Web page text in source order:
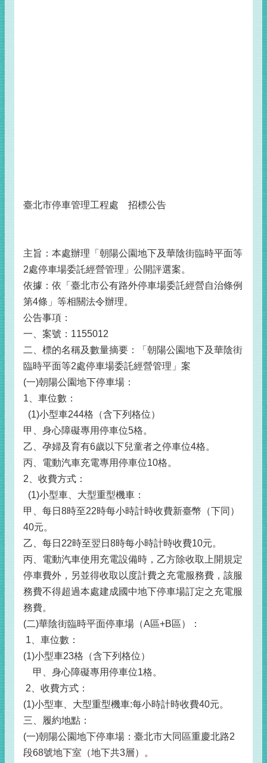
臺北市停車管理工程處 招標公告
主旨：本處辦理「朝陽公園地下及華陰街臨時平面等
2處停車場委託經營管理」公開評選案。
依據：依「臺北市公有路外停車場委託經營自治條例
第4條」等相關法令辦理。
公告事項：
一、案號：1155012
二、標的名稱及數量摘要：「朝陽公園地下及華陰街
臨時平面等2處停車場委託經營管理」案
(一)朝陽公園地下停車場：
1、車位數：
(1)小型車244格（含下列格位）
甲、身心障礙專用停車位5格。
乙、孕婦及育有6歲以下兒童者之停車位4格。
丙、電動汽車充電專用停車位10格。
2、收費方式：
(1)小型車、大型重型機車：
甲、每日8時至22時每小時計時收費新臺幣（下同）
40元。
乙、每日22時至翌日8時每小時計時收費10元。
丙、電動汽車使用充電設備時，乙方除收取上開規定
停車費外，另並得收取以度計費之充電服務費，該服
務費不得超過本處建成國中地下停車場訂定之充電服
務費。
(二)華陰街臨時平面停車場（A區+B區）：
1、車位數：
(1)小型車23格（含下列格位）
甲、身心障礙專用停車位1格。
2、收費方式：
(1)小型車、大型重型機車:每小時計時收費40元。
三、履約地點：
(一)朝陽公園地下停車場：臺北市大同區重慶北路2
段68號地下室（地下共3層）。